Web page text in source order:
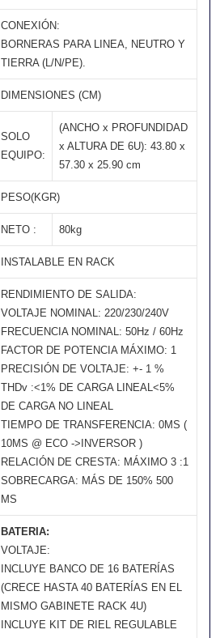
CONEXIÓN:
BORNERAS PARA LINEA, NEUTRO Y
TIERRA (L/N/PE).
DIMENSIONES (CM)
SOLO
EQUIPO:
(ANCHO x PROFUNDIDAD
x ALTURA DE 6U): 43.80 x
57.30 x 25.90 cm
PESO(KGR)
NETO : 80kg
INSTALABLE EN RACK
RENDIMIENTO DE SALIDA:
VOLTAJE NOMINAL: 220/230/240V
FRECUENCIA NOMINAL: 50Hz / 60Hz
FACTOR DE POTENCIA MÁXIMO: 1
PRECISIÓN DE VOLTAJE: +- 1 %
THDv :<1% DE CARGA LINEAL<5%
DE CARGA NO LINEAL
TIEMPO DE TRANSFERENCIA: 0MS (
10MS @ ECO ->INVERSOR )
RELACIÓN DE CRESTA: MÁXIMO 3 :1
SOBRECARGA: MÁS DE 150% 500
MS
BATERIA:
VOLTAJE:
INCLUYE BANCO DE 16 BATERÍAS
(CRECE HASTA 40 BATERÍAS EN EL
MISMO GABINETE RACK 4U)
INCLUYE KIT DE RIEL REGULABLE